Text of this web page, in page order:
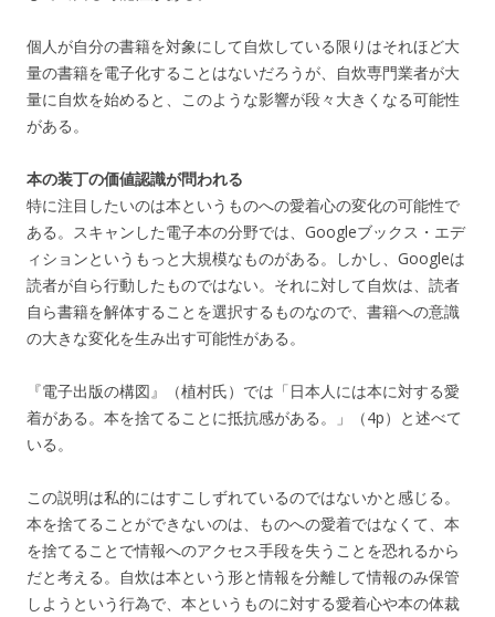
個人が自分の書籍を対象にして自炊している限りはそれほど大
量の書籍を電子化することはないだろうが、自炊専門業者が大
量に自炊を始めると、このような影響が段々大きくなる可能性
がある。
本の装丁の価値認識が問われる
特に注目したいのは本というものへの愛着心の変化の可能性で
ある。スキャンした電子本の分野では、Googleブックス・エデ
ィションというもっと大規模なものがある。しかし、Googleは
読者が自ら行動したものではない。それに対して自炊は、読者
自ら書籍を解体することを選択するものなので、書籍への意識
の大きな変化を生み出す可能性がある。
『電子出版の構図』（植村氏）では「日本人には本に対する愛
着がある。本を捨てることに抵抗感がある。」（4p）と述べて
いる。
この説明は私的にはすこしずれているのではないかと感じる。
本を捨てることができないのは、ものへの愛着ではなくて、本
を捨てることで情報へのアクセス手段を失うことを恐れるから
だと考える。自炊は本という形と情報を分離して情報のみ保管
しようという行為で、本というものに対する愛着心や本の体裁